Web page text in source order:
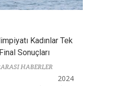
Kadınlar Tek
Sonuçları
HABERLER
2024